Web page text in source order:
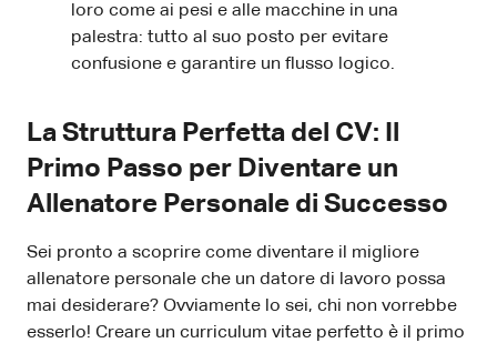
loro come ai pesi e alle macchine in una
palestra: tutto al suo posto per evitare
confusione e garantire un flusso logico.
La Struttura Perfetta del CV: Il
Primo Passo per Diventare un
Allenatore Personale di Successo
Sei pronto a scoprire come diventare il migliore
allenatore personale che un datore di lavoro possa
mai desiderare? Ovviamente lo sei, chi non vorrebbe
esserlo! Creare un curriculum vitae perfetto è il primo